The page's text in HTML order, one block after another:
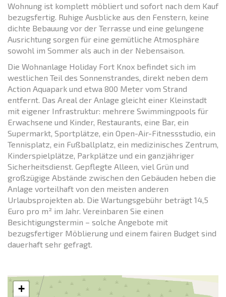
Wohnung ist komplett möbliert und sofort nach dem Kauf
bezugsfertig. Ruhige Ausblicke aus den Fenstern, keine
dichte Bebauung vor der Terrasse und eine gelungene
Ausrichtung sorgen für eine gemütliche Atmosphäre
sowohl im Sommer als auch in der Nebensaison.
Die Wohnanlage Holiday Fort Knox befindet sich im
westlichen Teil des Sonnenstrandes, direkt neben dem
Action Aquapark und etwa 800 Meter vom Strand
entfernt. Das Areal der Anlage gleicht einer Kleinstadt
mit eigener Infrastruktur: mehrere Swimmingpools für
Erwachsene und Kinder, Restaurants, eine Bar, ein
Supermarkt, Sportplätze, ein Open-Air-Fitnessstudio, ein
Tennisplatz, ein Fußballplatz, ein medizinisches Zentrum,
Kinderspielplätze, Parkplätze und ein ganzjähriger
Sicherheitsdienst. Gepflegte Alleen, viel Grün und
großzügige Abstände zwischen den Gebäuden heben die
Anlage vorteilhaft von den meisten anderen
Urlaubsprojekten ab. Die Wartungsgebühr beträgt 14,5
Euro pro m² im Jahr. Vereinbaren Sie einen
Besichtigungstermin – solche Angebote mit
bezugsfertiger Möblierung und einem fairen Budget sind
dauerhaft sehr gefragt.
+